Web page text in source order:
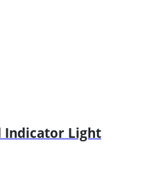
Indicator Light